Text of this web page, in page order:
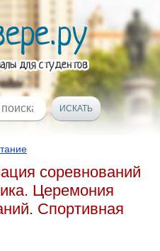
соревнований
Церемония
Спортивная